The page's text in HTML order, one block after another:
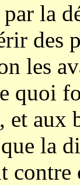
la
des
les
quoi
et aux
la